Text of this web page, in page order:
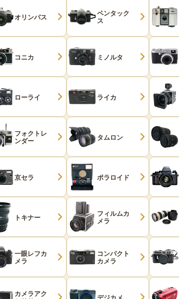
オリンパス ペンタック
ス
コニカ ミノルタ
ローライ ライカ
フォクトレ
ンダー タムロン
京セラ ポラロイド
トキナー フィルムカ
メラ
一眼レフカ
メラ
コンパクト
カメラ
カメラアク デジカメ